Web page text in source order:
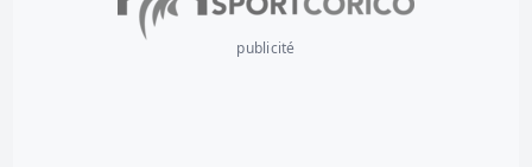
publicité